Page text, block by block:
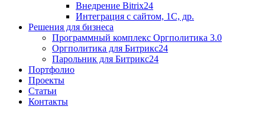
Внедрение Bitrix24
Интеграция с сайтом, 1С, др.
Решения для бизнеса
Программный комплекс Оргполитика 3.0
Оргполитика для Битрикс24
Парольник для Битрикс24
Портфолио
Проекты
Статьи
Контакты